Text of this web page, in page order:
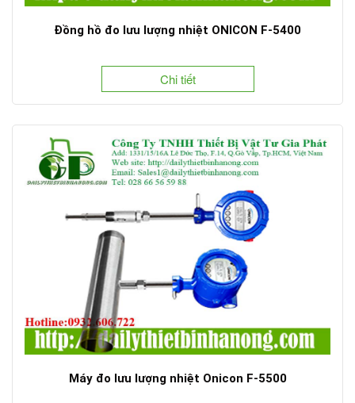
Đồng hồ đo lưu lượng nhiệt ONICON F-5400
Chi tiết
Máy đo lưu lượng nhiệt Onicon F-5500